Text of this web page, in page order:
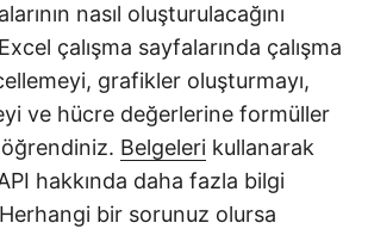
nasıl oluşturulacağını
çalışma sayfalarında çalışma
grafikler oluşturmayı,
ve hücre değerlerine formüller
Belgeleri kullanarak
hakkında daha fazla bilgi
bir sorunuz olursa